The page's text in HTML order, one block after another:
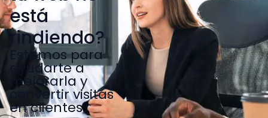
está
rindiendo?
Estamos para
ayudarte a
mejorarla y
convertir visitas
en clientes.